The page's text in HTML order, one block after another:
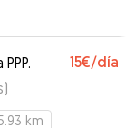
15€/día
)
km